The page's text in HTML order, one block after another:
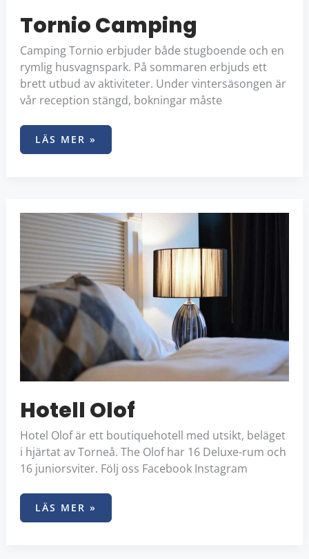
Tornio Camping
Camping Tornio erbjuder både stugboende och en
rymlig husvagnspark. På sommaren erbjuds ett
brett utbud av aktiviteter. Under vintersäsongen är
vår reception stängd, bokningar måste
LÄS MER »
Hotell Olof
Hotel Olof är ett boutiquehotell med utsikt, beläget
i hjärtat av Torneå. The Olof har 16 Deluxe-rum och
16 juniorsviter. Följ oss Facebook Instagram
HOTELL
OLOF
LÄS MER »